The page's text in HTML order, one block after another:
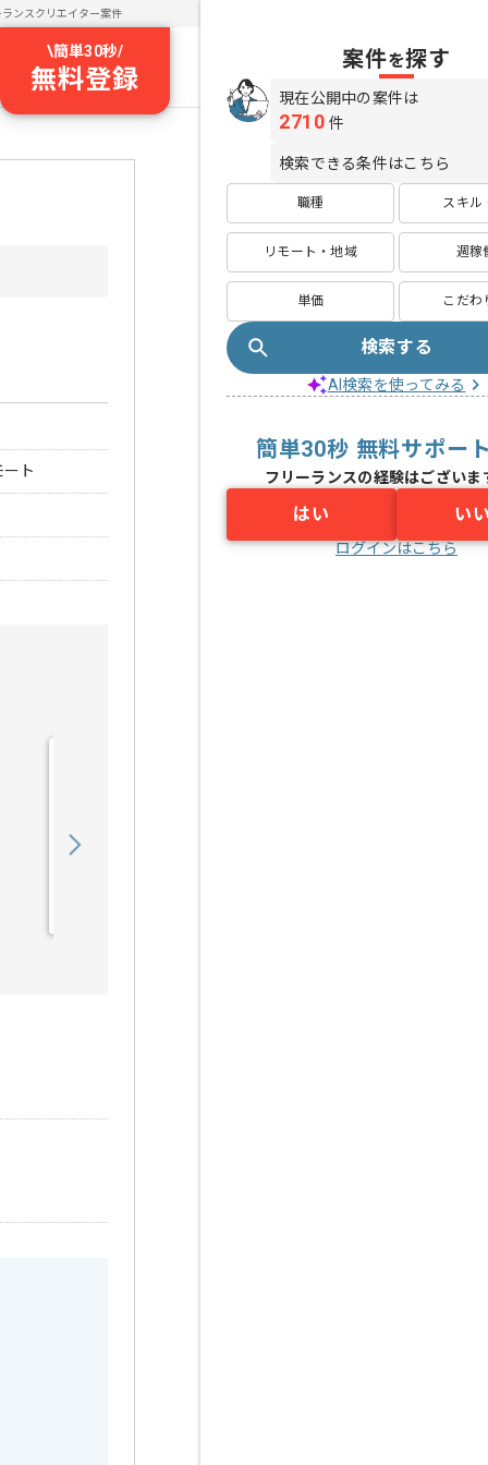
ランスクリエイター案件
\簡単30秒/
無料登録
ト
案件を探す
現在公開中の案件は
2710 件
検索できる条件はこちら
職種 スキル
リモート・地域 週稼
単価 こだわ
検索する
AI検索を使ってみる
簡単30秒 無料サポー
フリーランスの経験はございま
はい い
ログインはこちら